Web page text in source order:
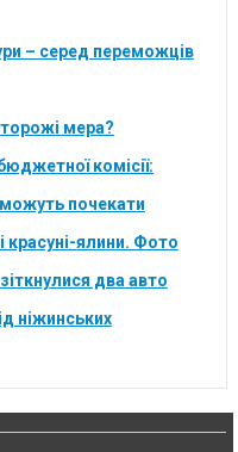
– серед переможців
мера?
комісії:
можуть почекати
красуні-ялини. Фото
два авто
ніжинських